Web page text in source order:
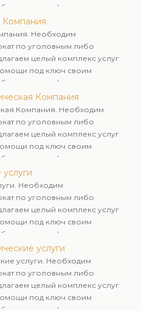
физических и
подход к каждому
Необходим
по уголовным либо
целый комплекс услуг
под ключ своим
физических и
подход к каждому
Компания
Компания. Необходим
по уголовным либо
целый комплекс услуг
под ключ своим
физических и
подход к каждому
Необходим
по уголовным либо
целый комплекс услуг
под ключ своим
физических и
подход к каждому
услуги
услуги. Необходим
по уголовным либо
целый комплекс услуг
под ключ своим